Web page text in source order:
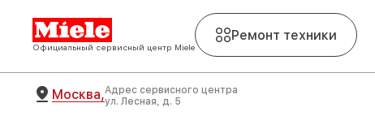
Официальный сервисный центр Miele
Ремонт техники
Москва,Адрес сервисного центра
ул. Лесная, д. 5